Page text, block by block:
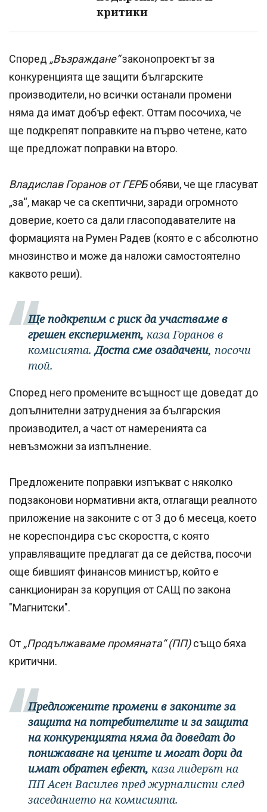
критики
Според „Възраждане“законопроектът за
конкуренцията ще защити българските
производители, но всички останали промени
няма да имат добър ефект. Оттам посочиха, че
ще подкрепят поправките на първо четене, като
ще предложат поправки на второ.
Владислав Горанов от ГЕРБобяви, че ще гласуват
„за“, макар че са скептични, заради огромното
доверие, което са дали гласоподавателите на
формацията на Румен Радев (която е с абсолютно
мнозинство и може да наложи самостоятелно
каквото реши).
Ще подкрепим с риск да участваме в
грешен експеримент, каза Горанов в
комисията.Доста сме озадачени, посочи
той.
Според него промените всъщност ще доведат до
допълнителни затруднения за българския
производител, а част от намеренията са
невъзможни за изпълнение.
Предложените поправки изпъкват с няколко
подзаконови нормативни акта, отлагащи реалното
приложение на законите с от 3 до 6 месеца, което
не кореспондира със скоростта, с която
управляващите предлагат да се действа, посочи
още бившият финансов министър, който е
санкциониран за корупция от САЩ по закона
"Магнитски".
От „Продължаваме промяната“ (ПП)също бяха
критични.
Предложените промени в законите за
защита на потребителите и за защита
на конкуренцията няма да доведат до
понижаване на цените и могат дори да
имат обратен ефект, каза лидерът на
ПП Асен Василев пред журналисти след
заседанието на комисията.